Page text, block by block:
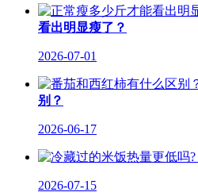
看出明显瘦了？
2026-07-01
别？
2026-06-17
2026-07-15